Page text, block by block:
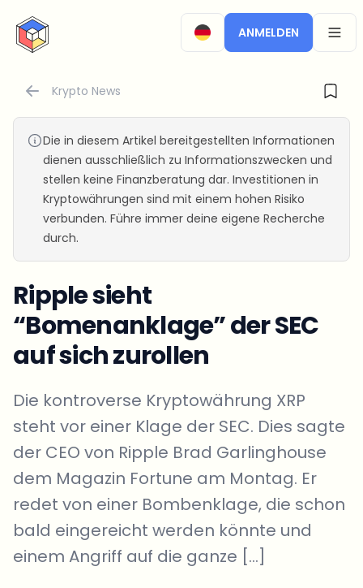
CryptoTicker
ANMELDEN
Krypto News
Die in diesem Artikel bereitgestellten Informationen
dienen ausschließlich zu Informationszwecken und
stellen keine Finanzberatung dar. Investitionen in
Kryptowährungen sind mit einem hohen Risiko
verbunden. Führe immer deine eigene Recherche
durch.
Ripple sieht
“Bomenanklage” der SEC
auf sich zurollen
Die kontroverse Kryptowährung XRP
steht vor einer Klage der SEC. Dies sagte
der CEO von Ripple Brad Garlinghouse
dem Magazin Fortune am Montag. Er
redet von einer Bombenklage, die schon
bald eingereicht werden könnte und
einem Angriff auf die ganze […]